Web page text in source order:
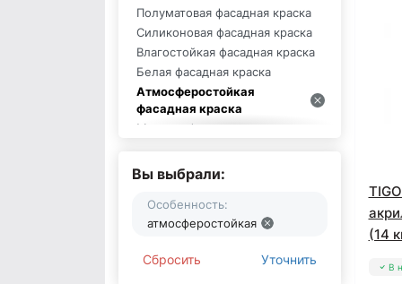
Полуматовая фасадная краска
Силиконовая фасадная краска
Влагостойкая фасадная краска
Белая фасадная краска
Атмосферостойкая
фасадная краска
Матовая фасадная краска
Фасадные краски БУДМИСТО
Акриловые фасадные краски
Polifarb
Фасадные краски MGF
Краски фасадные Kreisel
Вы выбрали:
Особенность:
атмосферостойкая
Сбросить Уточнить
(14
В